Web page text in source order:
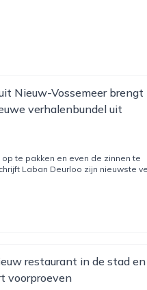
Nieuw-Vossemeer brengt
verhalenbundel uit
te pakken en even de zinnen te
Laban Deurloo zijn nieuwste
restaurant in de stad
voorproeven